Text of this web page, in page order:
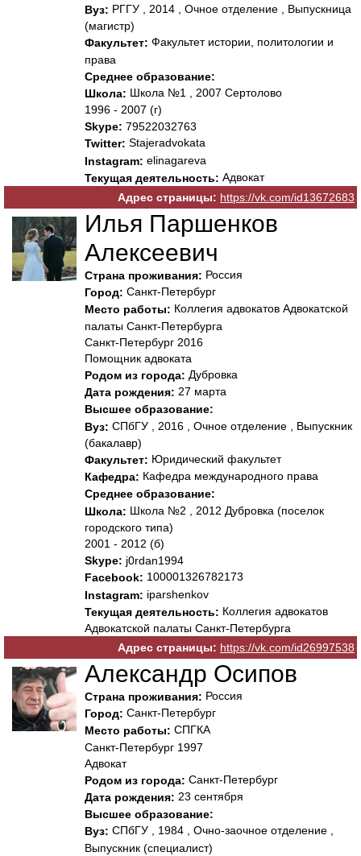
Вуз: РГГУ , 2014 , Очное отделение , Выпускница
(магистр)
Факультет: Факультет истории, политологии и
права
Среднее образование:
Школа: Школа №1 , 2007 Сертолово
1996 - 2007 (г)
Skype: 79522032763
Twitter: Stajeradvokata
Instagram: elinagareva
Текущая деятельность: Адвокат
Адрес страницы: https://vk.com/id13672683
Илья Паршенков
Алексеевич
Страна проживания: Россия
Город: Санкт-Петербург
Место работы: Коллегия адвокатов Адвокатской
палаты Санкт-Петербурга
Санкт-Петербург 2016
Помощник адвоката
Родом из города: Дубровка
Дата рождения: 27 марта
Высшее образование:
Вуз: СПбГУ , 2016 , Очное отделение , Выпускник
(бакалавр)
Факультет: Юридический факультет
Кафедра: Кафедра международного права
Среднее образование:
Школа: Школа №2 , 2012 Дубровка (поселок
городского типа)
2001 - 2012 (б)
Skype: j0rdan1994
Facebook: 100001326782173
Instagram: iparshenkov
Текущая деятельность: Коллегия адвокатов
Адвокатской палаты Санкт-Петербурга
Адрес страницы: https://vk.com/id26997538
Александр Осипов
Страна проживания: Россия
Город: Санкт-Петербург
Место работы: СПГКА
Санкт-Петербург 1997
Адвокат
Родом из города: Санкт-Петербург
Дата рождения: 23 сентября
Высшее образование:
Вуз: СПбГУ , 1984 , Очно-заочное отделение ,
Выпускник (специалист)